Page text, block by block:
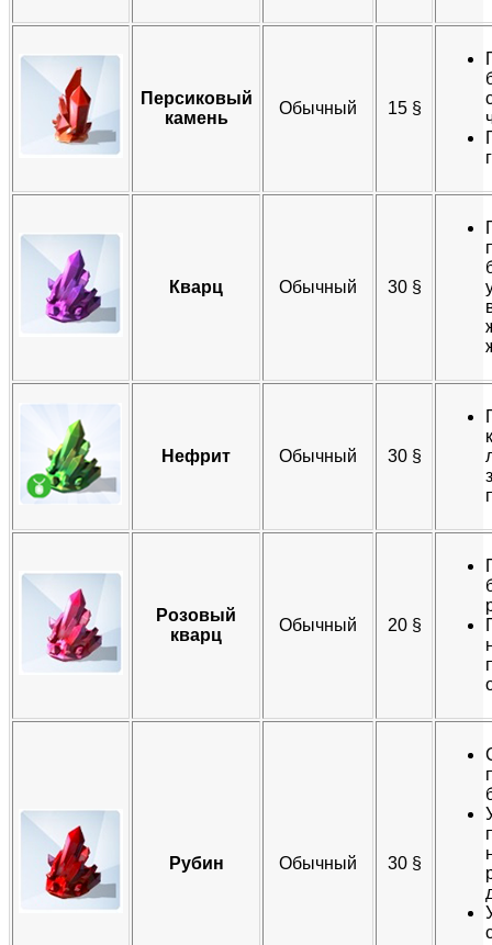
Персиковый
камень
Обычный​ 15 §​
Кварц Обычный​ 30 §​
Нефрит Обычный 30 §​
Розовый
кварц
Обычный​ 20 §​
Рубин Обычный​ 30 §​